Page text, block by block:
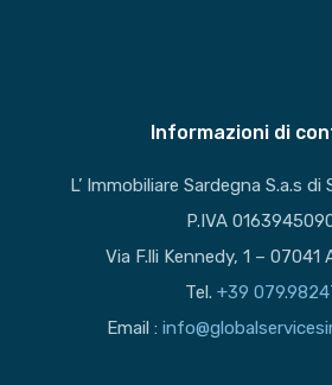
Informazioni di
L’ Immobiliare Sardegna S.a.s di
P.IVA
Via F.lli Kennedy, 1 – 07041
Tel. +39
Email :